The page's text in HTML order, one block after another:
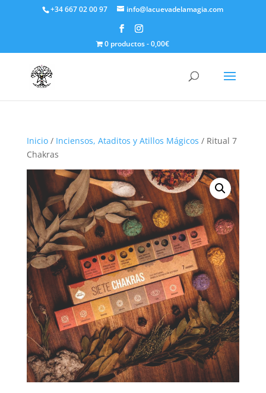
+34 667 02 00 97 info@lacuevadelamagia.com
0 productos 0,00€
Inicio/ Inciensos, Ataditos y Atillos Mágicos / Ritual 7
Chakras